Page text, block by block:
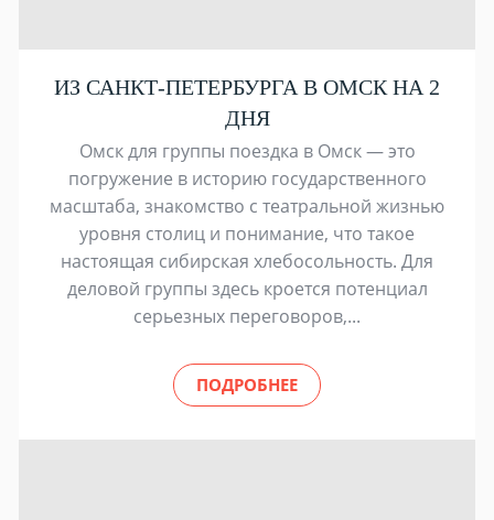
ИЗ САНКТ-ПЕТЕРБУРГА В ОМСК НА 2
ДНЯ
Омск для группы поездка в Омск — это
погружение в историю государственного
масштаба, знакомство с театральной жизнью
уровня столиц и понимание, что такое
настоящая сибирская хлебосольность. Для
деловой группы здесь кроется потенциал
серьезных переговоров,...
ПОДРОБНЕЕ